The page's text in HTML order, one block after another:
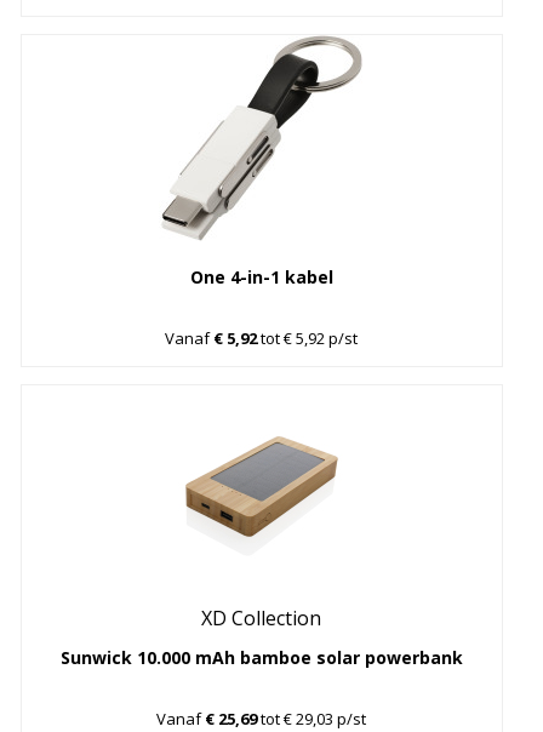
One 4-in-1 kabel
Vanaf€ 5,92tot € 5,92 p/st
XD Collection
Sunwick 10.000 mAh bamboe solar powerbank
Vanaf€ 25,69tot € 29,03 p/st